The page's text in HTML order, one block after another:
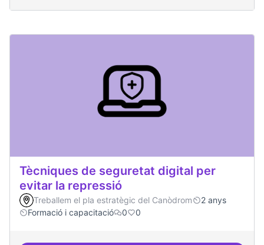
Tècniques de seguretat digital per
evitar la repressió
Treballem el pla estratègic del Canòdrom
2 anys
Formació i capacitació
0 0